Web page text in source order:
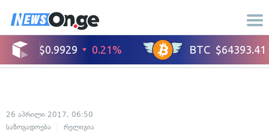
26 აპრილი 2017, 06:50
საზოგადოება
რელიგია